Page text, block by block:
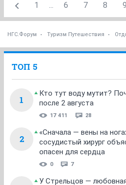
1 ... 6 7 8 9
НГС.Форум Туризм Путешествия
ТОП 5
1
Кто тут воду мутит?
после 2 августа
17 411 28
2
«Сначала — вены на
сосудистый хирург
опасен для сердца
0 7
У Стрельцов —